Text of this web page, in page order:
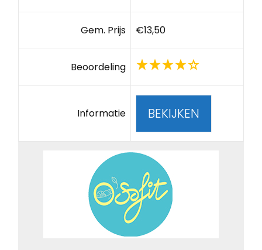
Gem. Prijs €13,50
Beoordeling
Informatie BEKIJKEN